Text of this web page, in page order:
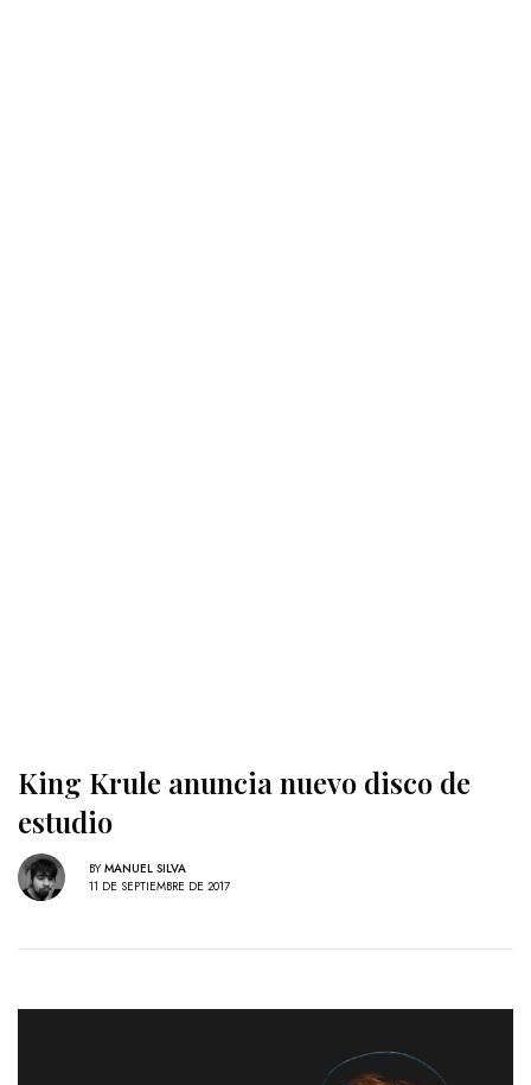
King Krule anuncia nuevo disco de
estudio
BY MANUEL SILVA
11 DE SEPTIEMBRE DE 2017